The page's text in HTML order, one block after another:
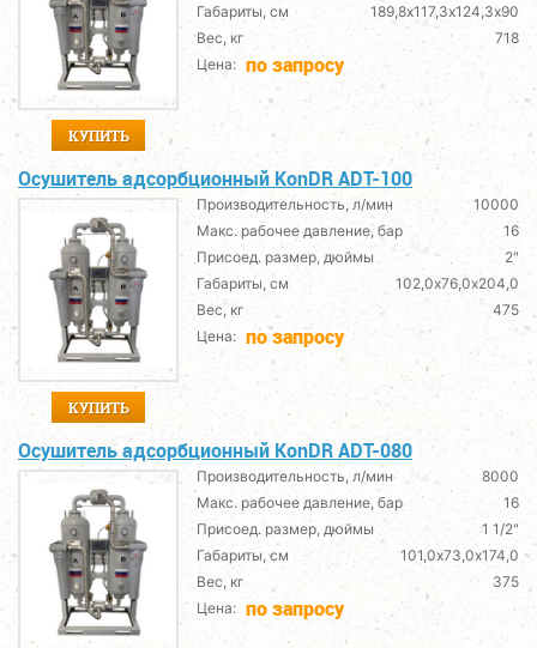
КУПИТЬ
Габариты, см
189,8х117,3х124,3х90
Вес, кг
718
Цена: по запросу
Осушитель адсорбционный KonDR ADT-100
КУПИТЬ
Производительность, л/мин
10000
Макс. рабочее давление, бар
16
Присоед. размер, дюймы
2"
Габариты, см
102,0х76,0х204,0
Вес, кг
475
Цена: по запросу
Осушитель адсорбционный KonDR ADT-080
Производительность, л/мин
8000
Макс. рабочее давление, бар
16
Присоед. размер, дюймы
1 1/2"
Габариты, см
101,0х73,0х174,0
Вес, кг
375
Цена: по запросу